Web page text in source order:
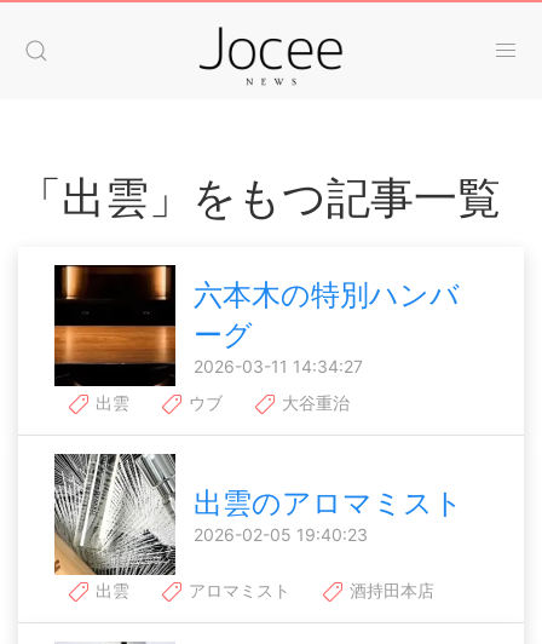
「出雲」をもつ記事一覧
六本木の特別ハンバ
ーグ
2026-03-11 14:34:27
出雲
ウブ 大谷重治
出雲のアロマミスト
2026-02-05 19:40:23
出雲 アロマミスト 酒持田本店